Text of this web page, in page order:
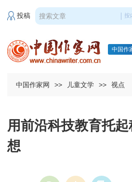
投稿
中国作
中国作家网 >> 儿童文学 >> 视点
用前沿科技教育托
想